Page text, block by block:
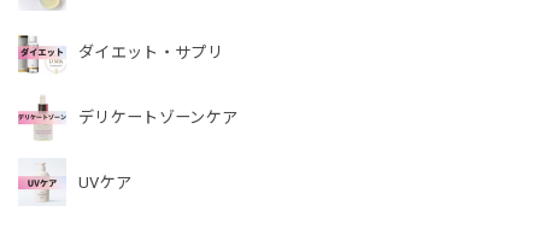
ダイエット・サプリ
デリケートゾーンケア
UVケア